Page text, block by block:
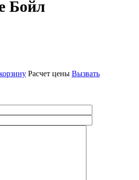
Бойл
Расчет цены Вызвать